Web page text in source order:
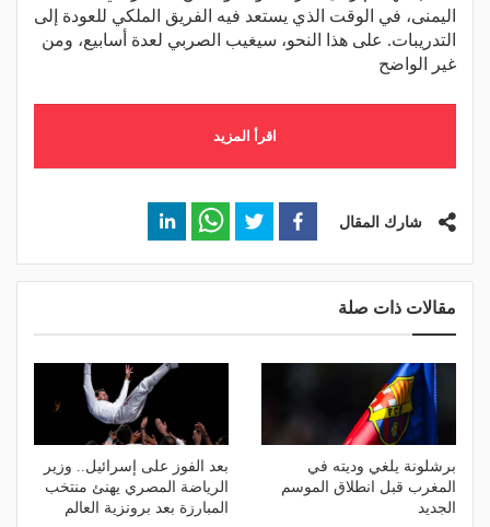
اليمنى، في الوقت الذي يستعد فيه الفريق الملكي للعودة إلى
التدريبات. على هذا النحو، سيغيب الصربي لعدة أسابيع، ومن
غير الواضح
اقرأ المزيد
شارك المقال
مقالات ذات صلة
برشلونة يلغي وديته في
المغرب قبل انطلاق الموسم
الجديد
بعد الفوز على إسرائيل.. وزير
الرياضة المصري يهنئ منتخب
المبارزة بعد برونزية العالم